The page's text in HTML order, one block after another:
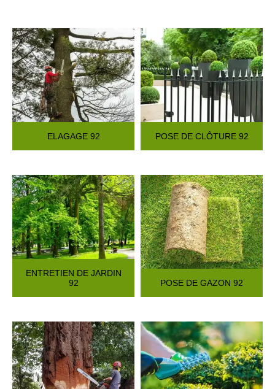
ELAGAGE 92 POSE DE CLÔTURE 92
ENTRETIEN DE JARDIN
92
POSE DE GAZON 92